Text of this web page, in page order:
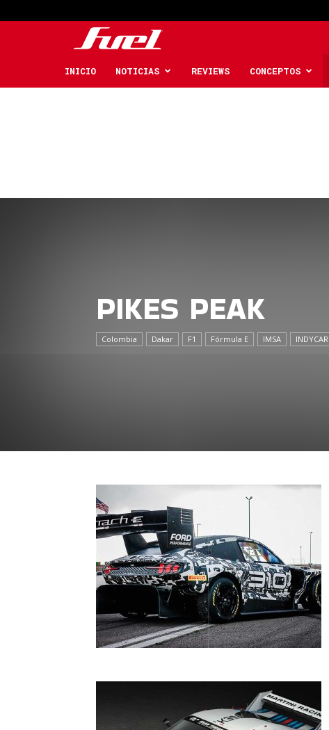
Car
INICIO NOTICIAS REVIEWS CONCEPTOS
PIKES PEAK
Colombia Dakar F1 Fórmula E IMSA INDYCAR